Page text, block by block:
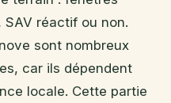
réactif ou non.
sont nombreux
car ils dépendent
locale. Cette partie